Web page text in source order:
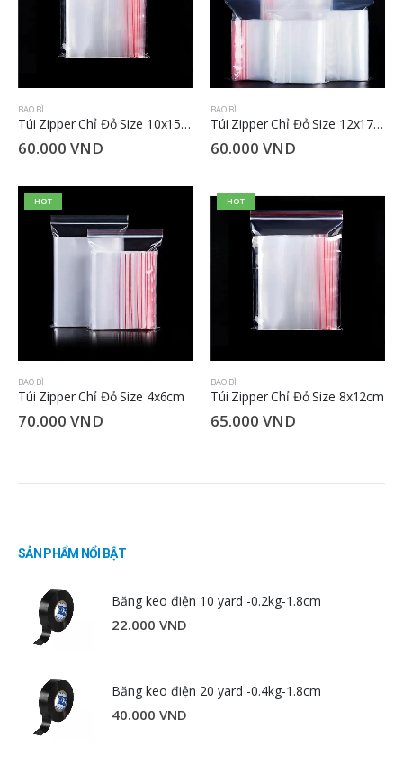
BAO BÌ
Túi Zipper Chỉ Đỏ Size 10x15cm
60.000 VND
BAO BÌ
Túi Zipper Chỉ Đỏ Size 12x17cm
60.000 VND
HOT
BAO BÌ
Túi Zipper Chỉ Đỏ Size 4x6cm
70.000 VND
HOT
BAO BÌ
Túi Zipper Chỉ Đỏ Size 8x12cm
65.000 VND
SẢN PHẨM NỔI BẬT
Băng keo điện 10 yard -0.2kg-1.8cm
22.000 VND
Băng keo điện 20 yard -0.4kg-1.8cm
40.000 VND